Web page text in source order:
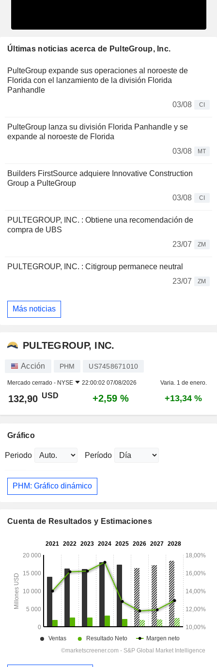
Últimas noticias acerca de PulteGroup, Inc.
PulteGroup expande sus operaciones al noroeste de
Florida con el lanzamiento de la división Florida
Panhandle
03/08
CI
PulteGroup lanza su división Florida Panhandle y se
expande al noroeste de Florida
03/08
MT
Builders FirstSource adquiere Innovative Construction
Group a PulteGroup
03/08
CI
PULTEGROUP, INC. : Obtiene una recomendación de
compra de UBS
23/07
ZM
PULTEGROUP, INC. : Citigroup permanece neutral
23/07
ZM
Más noticias
PULTEGROUP, INC.
Acción PHM US7458671010
Mercado cerrado - NYSE 22:00:02 07/08/2026 Varia. 1 de enero.
132,90 USD +2,59 % +13,34 %
Gráfico
Periodo Período
PHM: Gráfico dinámico
Cuenta de Resultados y Estimaciones